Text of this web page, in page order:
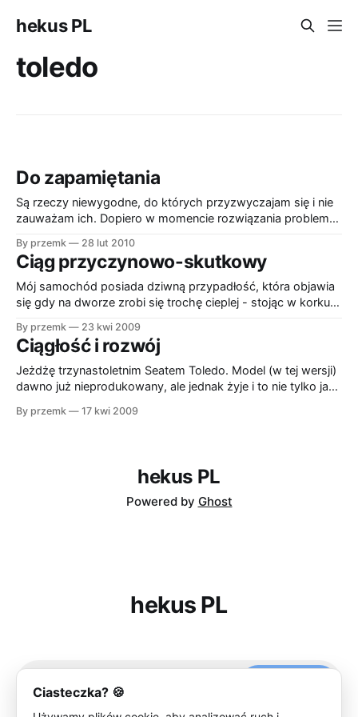
Ciasteczka? 🍪
hekus PL
toledo
Do zapamiętania
Są rzeczy niewygodne, do których przyzwyczajam się i nie
zauważam ich. Dopiero w momencie rozwiązania problemu
wykańczania naszego mieszkania kupiliśmy kabinę
prysznicową GEMY zrobioną małymi chińskimi rączkami.
Kabina jak kabina, z dużymi ciężkimi przesuwnymi szklanymi
drzwiami. Uchwyty rolek, które podtrzymywały te drzwi
By przemk 28 lut 2010
Ciąg przyczynowo-skutkowy
Mój samochód posiada dziwną przypadłość, która objawia
się gdy na dworze zrobi się trochę cieplej - stojąc w korku
się jeszcze bardziej zaczynam słyszeć wycie jakiegoś
wysokoobrotowego silniczka pracującego na najwyższych
obrotach. Silniczek ów (pompka paliwowa?) gdy wespnie
się na wyżyny
By przemk 23 kwi 2009
Ciągłość i rozwój
Jeżdżę trzynastoletnim Seatem Toledo. Model (w tej wersji)
dawno już nieprodukowany, ale jednak żyje i to nie tylko jako
tym modelu dowiedziałem się, że linia produkcyjna została
jest najlepiej widoczne,
By przemk 17 kwi 2009
hekus PL
Powered by Ghost
hekus PL